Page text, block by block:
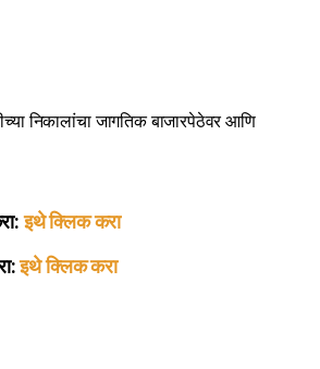
निकालांचा जागतिक बाजारपेठेवर आणि
इथे क्लिक करा
इथे क्लिक करा